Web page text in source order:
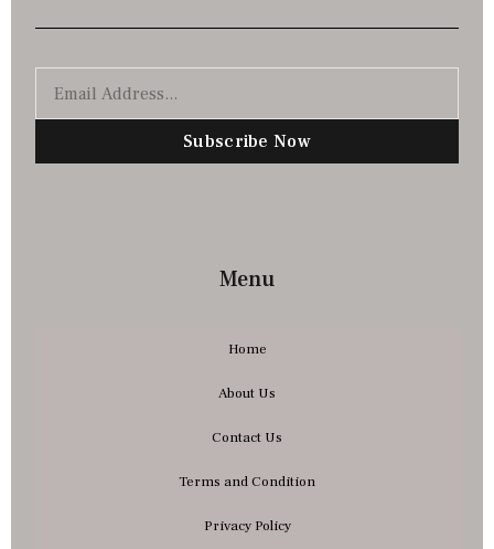
Subscribe Now
Menu
Home
About Us
Contact Us
Terms and Condition
Privacy Policy